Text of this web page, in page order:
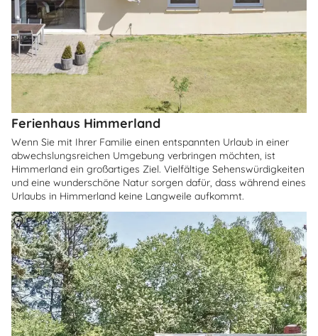
Ferienhaus Himmerland
Wenn Sie mit Ihrer Familie einen entspannten Urlaub in einer
abwechslungsreichen Umgebung verbringen möchten, ist
Himmerland ein großartiges Ziel. Vielfältige Sehenswürdigkeiten
und eine wunderschöne Natur sorgen dafür, dass während eines
Urlaubs in Himmerland keine Langweile aufkommt.
ÜberGrästed